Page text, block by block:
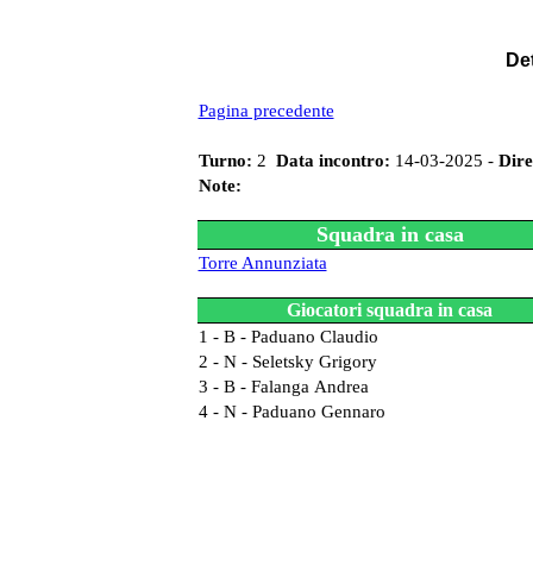
Pagina precedente
Turno: 2 Data incontro: 14-03-2025 -
Note:
Squadra in casa
Torre Annunziata
Giocatori squadra in casa
1 - B - Paduano Claudio
2 - N - Seletsky Grigory
3 - B - Falanga Andrea
4 - N - Paduano Gennaro